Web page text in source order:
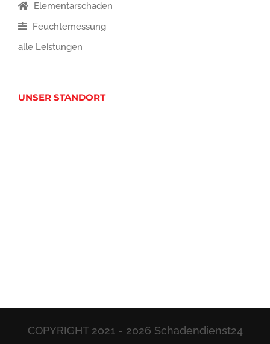
Elementarschaden
Feuchtemessung
alle Leistungen
UNSER STANDORT
COPYRIGHT 2021 - 2026 Schadendienst24